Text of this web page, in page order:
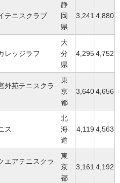
テニスクラブ
静
岡
県
3,241 4,880
レッジラフ
大
分
県
4,2954,752
外苑テニスクラ
東
京
都
3,6404,656
ス
北
海
道
4,119 4,563
エアテニスクラ
東
京
都
3,161 4,192